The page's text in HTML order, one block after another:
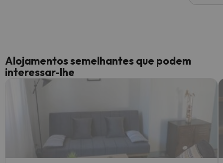
Alojamentos semelhantes que podem
interessar-lhe